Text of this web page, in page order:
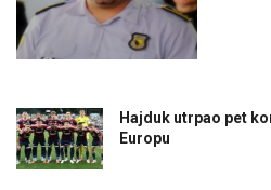
Hajduk utrpao pet
Europu